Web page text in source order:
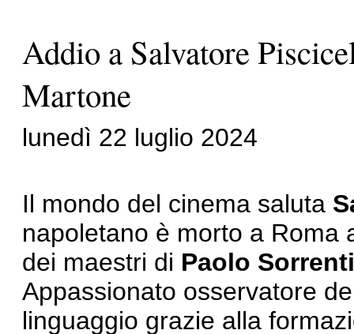
Addio a Salvatore
Martone
lunedì 22 luglio 2024
Il mondo del cinema saluta
napoletano è morto a Roma
dei maestri di Paolo
Appassionato osservatore
linguaggio grazie alla